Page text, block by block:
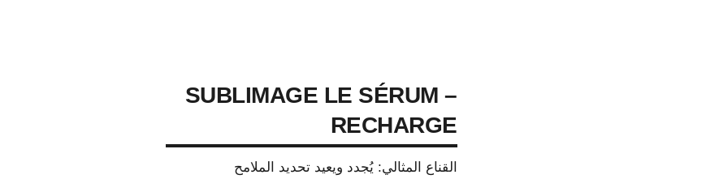
SUBLIMAGE LE SÉRUM –
RECHARGE
القناع المثالي: يُجدد ويعيد تحديد الملامح